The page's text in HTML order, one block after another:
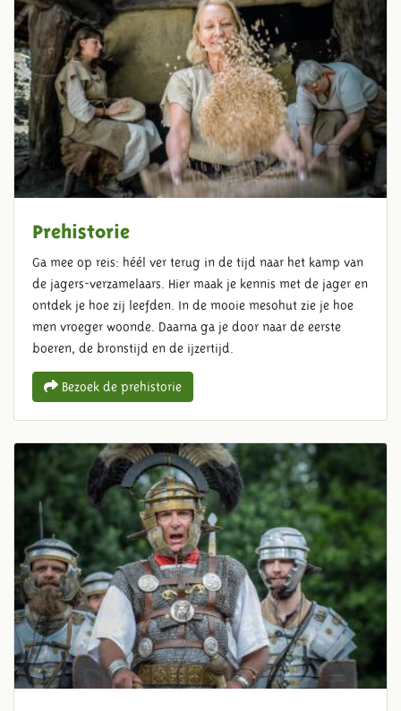
Prehistorie
Ga mee op reis: héél ver terug in de tijd naar het kamp van
de jagers-verzamelaars. Hier maak je kennis met de jager en
ontdek je hoe zij leefden. In de mooie mesohut zie je hoe
men vroeger woonde. Daarna ga je door naar de eerste
boeren, de bronstijd en de ijzertijd.
Bezoek de prehistorie